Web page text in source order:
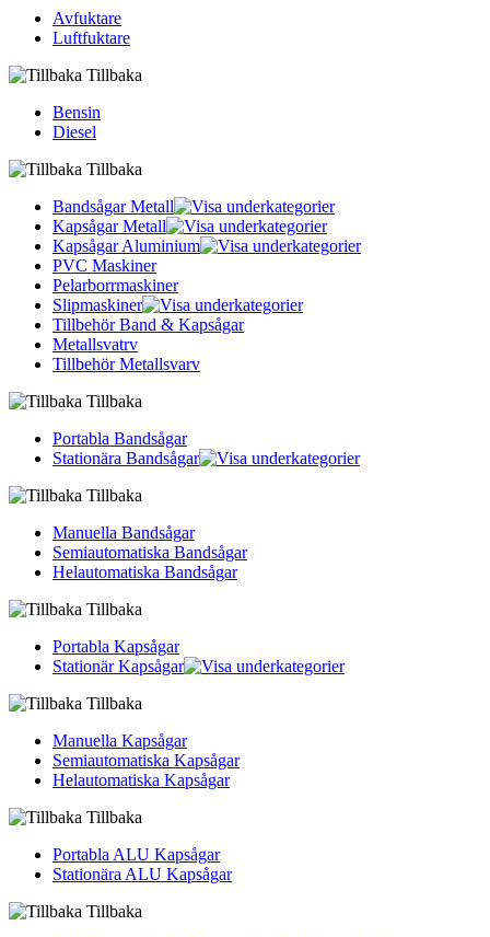
Avfuktare
Luftfuktare
Tillbaka
Bensin
Diesel
Tillbaka
Bandsågar Metall
Kapsågar Metall
Kapsågar Aluminium
PVC Maskiner
Pelarborrmaskiner
Slipmaskiner
Tillbehör Band & Kapsågar
Metallsvatrv
Tillbehör Metallsvarv
Tillbaka
Portabla Bandsågar
Stationära Bandsågar
Tillbaka
Manuella Bandsågar
Semiautomatiska Bandsågar
Helautomatiska Bandsågar
Tillbaka
Portabla Kapsågar
Stationär Kapsågar
Tillbaka
Manuella Kapsågar
Semiautomatiska Kapsågar
Helautomatiska Kapsågar
Tillbaka
Portabla ALU Kapsågar
Stationära ALU Kapsågar
Tillbaka